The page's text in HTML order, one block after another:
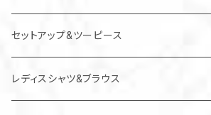
ジャンパースカート
セットアップ&ツーピース
レディスシャツ&ブラウス